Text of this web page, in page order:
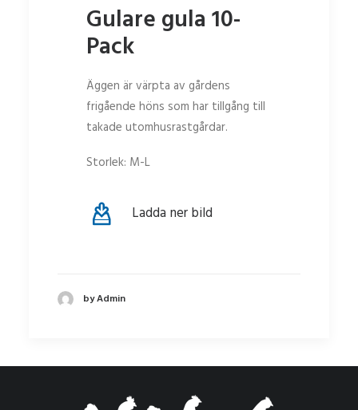
Gulare gula 10-
Pack
Äggen är värpta av gårdens
frigående höns som har tillgång till
takade utomhusrastgårdar.
Storlek: M-L
Ladda ner bild
by Admin